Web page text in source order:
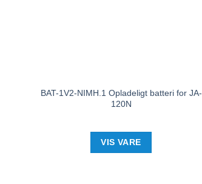
BAT-1V2-NIMH.1 Opladeligt batteri for JA-
120N
VIS VARE